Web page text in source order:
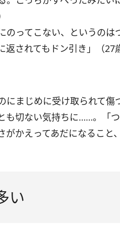
のってこない、というの
返されてもドン引き」（
にまじめに受け取られて傷
も切ない気持ちに……。「
かえってあだになること
い